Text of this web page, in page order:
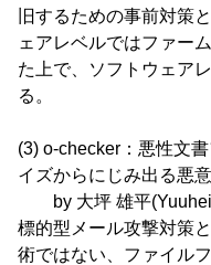
旧するための事前対策
ェアレベルではファー
た上で、ソフトウェア
る。
(3) o-checker：悪性文
イズからにじみ出る悪
by 大坪 雄平(Yuuhei
標的型メール攻撃対策
術ではない、ファイル